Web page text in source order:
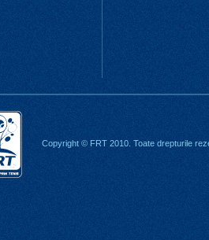
Copyright © FRT 2010. Toate drepturile